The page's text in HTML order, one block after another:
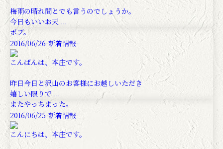
梅雨の晴れ間とでも言うのでしょうか。
今日もいいお天 ...
ボブ。
2016/06/26-新着情報-
こんばんは、本庄です。
昨日今日と沢山のお客様にお越しいただき
嬉しい限りで ...
またやっちまった。
2016/06/25-新着情報-
こんにちは、本庄です。